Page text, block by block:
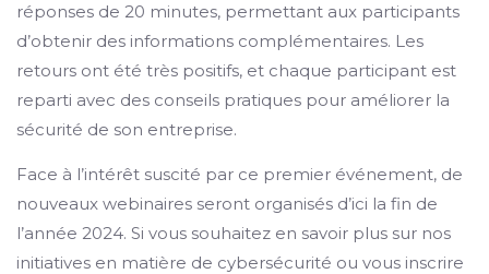
réponses de 20 minutes, permettant aux participants
d’obtenir des informations complémentaires. Les
retours ont été très positifs, et chaque participant est
reparti avec des conseils pratiques pour améliorer la
sécurité de son entreprise.
Face à l’intérêt suscité par ce premier événement, de
nouveaux webinaires seront organisés d’ici la fin de
l’année 2024. Si vous souhaitez en savoir plus sur nos
initiatives en matière de cybersécurité ou vous inscrire